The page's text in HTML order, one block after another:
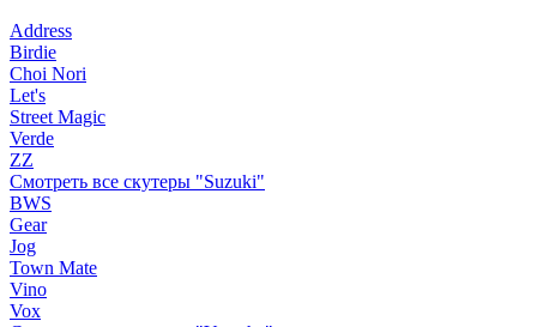
Address
Birdie
Choi Nori
Let's
Street Magic
Verde
ZZ
Смотреть все скутеры "Suzuki"
BWS
Gear
Jog
Town Mate
Vino
Vox